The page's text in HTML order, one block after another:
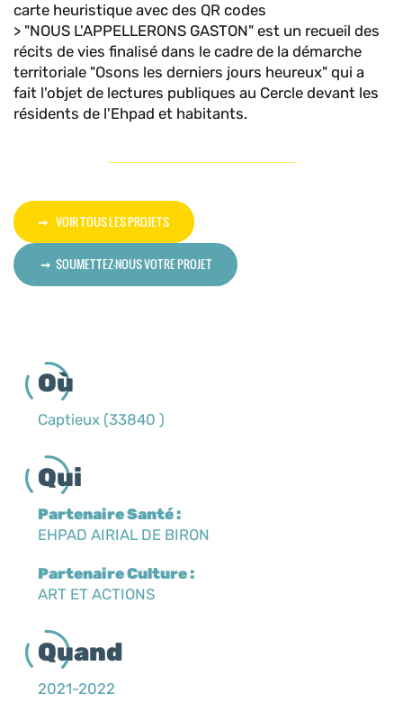
carte heuristique avec des QR codes
> "NOUS L'APPELLERONS GASTON" est un recueil des
récits de vies finalisé dans le cadre de la démarche
territoriale "Osons les derniers jours heureux" qui a
fait l'objet de lectures publiques au Cercle devant les
résidents de l'Ehpad et habitants.
VOIR TOUS LES PROJETS
SOUMETTEZ-NOUS VOTRE PROJET
Où
Captieux (33840 )
Qui
Partenaire Santé :
EHPAD AIRIAL DE BIRON
Partenaire Culture :
ART ET ACTIONS
Quand
2021-2022